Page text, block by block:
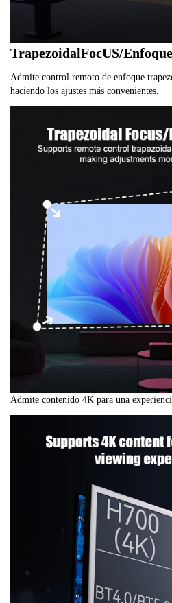
TrapezoidalFocUS/
Admite control remoto de enfoque
haciendo los ajustes más convenientes.
Admite contenido 4K para una